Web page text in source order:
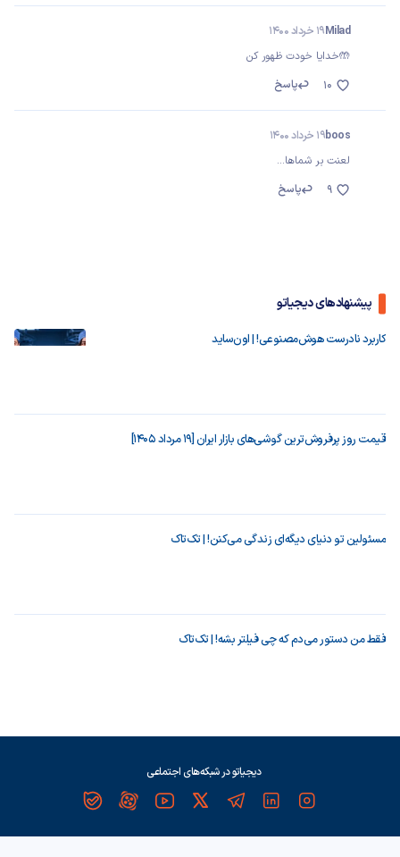
Milad19 خرداد 1400
🤲خدایا خودت ظهور کن
پاسخ
10
boos19 خرداد 1400
لعنت بر شماها...
پاسخ
9
پیشنهادهای دیجیاتو
کاربرد نادرست هوش‌مصنوعی! | اون‌ساید
قیمت روز پرفروش‌ترین گوشی‌های بازار ایران [19 مرداد 1405]
مسئولین تو دنیای دیگه‌ای زندگی می‌کنن! | تک‌تاک
فقط من دستور می‌دم که چی فیلتر بشه! | تک‌تاک
دیجیاتو در شبکه‌های اجتماعی